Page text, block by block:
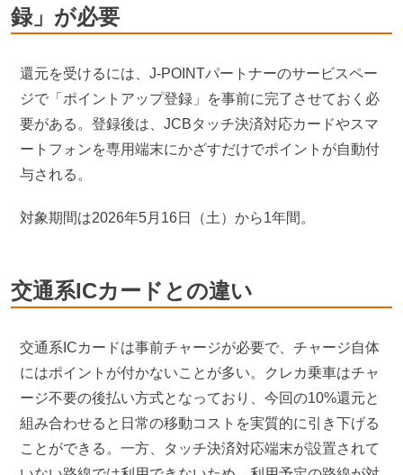
録」が必要
還元を受けるには、J-POINTパートナーのサービスペー
ジで「ポイントアップ登録」を事前に完了させておく必
要がある。登録後は、JCBタッチ決済対応カードやスマ
ートフォンを専用端末にかざすだけでポイントが自動付
与される。
対象期間は2026年5月16日（土）から1年間。
交通系ICカードとの違い
交通系ICカードは事前チャージが必要で、チャージ自体
にはポイントが付かないことが多い。クレカ乗車はチャ
ージ不要の後払い方式となっており、今回の10%還元と
組み合わせると日常の移動コストを実質的に引き下げる
ことができる。一方、タッチ決済対応端末が設置されて